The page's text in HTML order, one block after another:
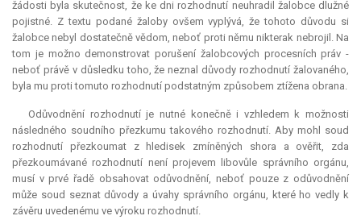
žádosti byla skutečnost, že ke dni rozhodnutí neuhradil žalobce dlužné
pojistné. Z textu podané žaloby ovšem vyplývá, že tohoto důvodu si
žalobce nebyl dostatečně vědom, neboť proti němu nikterak nebrojil. Na
tom je možno demonstrovat porušení žalobcových procesních práv -
neboť právě v důsledku toho, že neznal důvody rozhodnutí žalovaného,
byla mu proti tomuto rozhodnutí podstatným způsobem ztížena obrana.
Odůvodnění rozhodnutí je nutné konečně i vzhledem k možnosti
následného soudního přezkumu takového rozhodnutí. Aby mohl soud
rozhodnutí přezkoumat z hledisek zmíněných shora a ověřit, zda
přezkoumávané rozhodnutí není projevem libovůle správního orgánu,
musí v prvé řadě obsahovat odůvodnění, neboť pouze z odůvodnění
může soud seznat důvody a úvahy správního orgánu, které ho vedly k
závěru uvedenému ve výroku rozhodnutí.